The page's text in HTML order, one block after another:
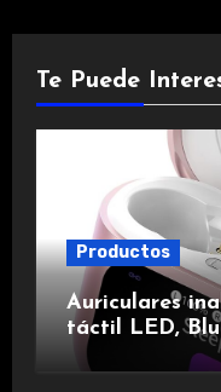
Te Puede
Productos
Auriculares
táctil LED,
de ruido,
duración.